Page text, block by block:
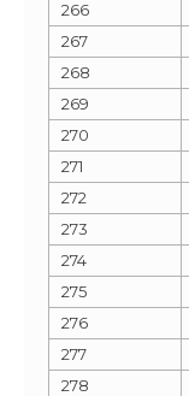
266
267
268
269
270
271
272
273
274
275
276
277
278